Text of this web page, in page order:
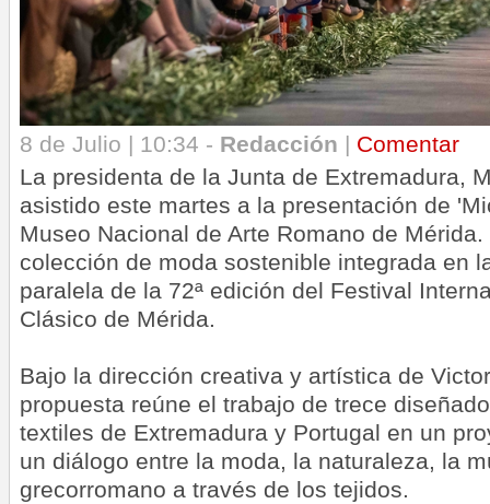
8 de Julio | 10:34 - Redacción | Comentar
La presidenta de la Junta de Extremadura,
asistido este martes a la presentación de
Museo Nacional de Arte Romano de
colección de moda sostenible integrada en
paralela de la 72ª edición del Festival
Clásico de Mérida.
Bajo la dirección creativa y artística de
propuesta reúne el trabajo de trece
textiles de Extremadura y Portugal en un
un diálogo entre la moda, la naturaleza, la
grecorromano a través de los tejidos.